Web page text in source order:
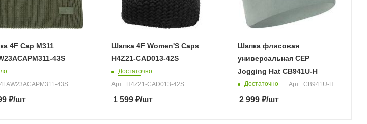
4F Cap M311
43S
43S
₽/шт
Шапка 4F Women'S Caps
H4Z21-CAD013-42S
Достаточно
Арт.: H4Z21-CAD013-42S
1 599₽/шт
Шапка флисовая
универсальная CEP
Jogging Hat CB941U-H
Достаточно Арт.: CB941U-H
2 999₽/шт